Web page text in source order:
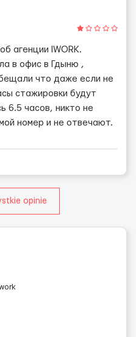
агенции IWORK.
в офис в Гдыню ,
что даже если не
стажировки будут
6.5 часов, никто не
номер и не отвечают.
opinie